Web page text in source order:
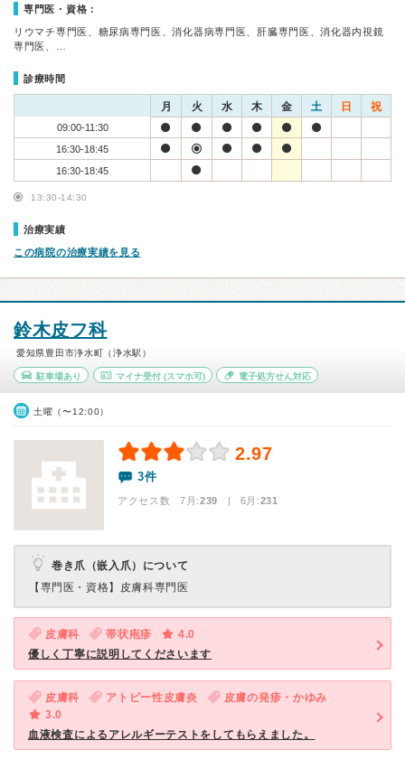
専門医・資格：
リウマチ専門医、糖尿病専門医、消化器病専門医、肝臓専門医、消化器内視鏡
専門医、…
診療時間
月 火 水 木 金 土 日 祝
09:00-11:30
16:30-18:45
16:30-18:45
13:30-14:30
治療実績
この病院の治療実績を見る
鈴木皮フ科
愛知県豊田市浄水町（浄水駅）
駐車場あり マイナ受付(スマホ可) 電子処方せん対応
土曜（〜12:00）
2.97
3件
アクセス数 7月:239 | 6月:231
巻き爪（嵌入爪）について
【専門医・資格】 皮膚科専門医
皮膚科 帯状疱疹
4.0
優しく丁寧に説明してくださいます
皮膚科 アトピー性皮膚炎
皮膚の発疹・かゆみ
3.0
血液検査によるアレルギーテストをしてもらえました。